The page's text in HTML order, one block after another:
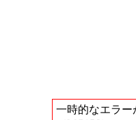
一時的なエラー